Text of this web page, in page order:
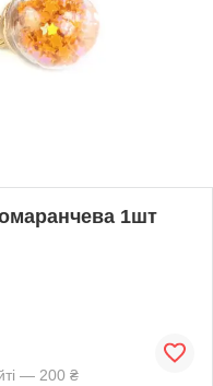
1шт
— 200 ₴